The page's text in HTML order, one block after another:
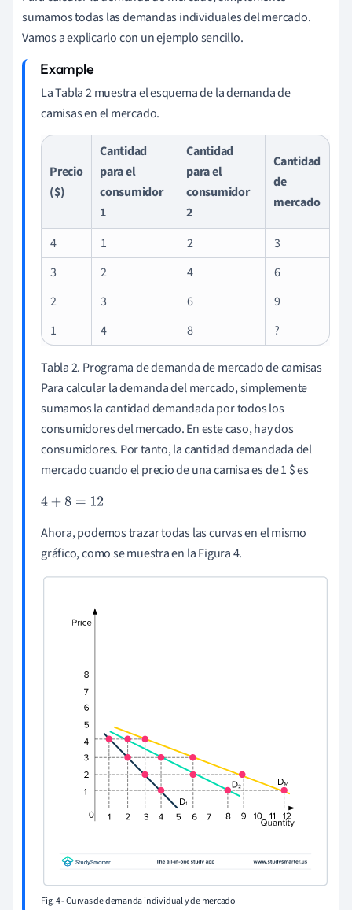
sumamos todas las demandas individuales del mercado.
Vamos a explicarlo con un ejemplo sencillo.
La Tabla 2 muestra el esquema de la demanda de
camisas en el mercado.
Precio
($)
Cantidad
para el
consumidor
1
Cantidad
para el
consumidor
2
Cantidad
de
mercado
4 1 2
3
3
2 4
6
2
3 6
9
1
4 8 ?
Tabla 2. Programa de demanda de mercado de camisas
Para calcular la demanda del mercado, simplemente
sumamos la cantidad demandada por todos los
consumidores del mercado. En este caso, hay dos
consumidores. Por tanto, la cantidad demandada del
mercado cuando el precio de una camisa es de 1 $ es
4+8=12
Ahora, podemos trazar todas las curvas en el mismo
gráfico, como se muestra en la Figura 4.
Fig. 4 - Curvas de demanda individual y de mercado